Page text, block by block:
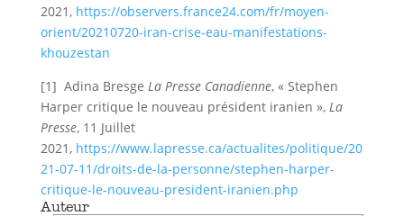
2021, https://observers.france24.com/fr/moyen-
orient/20210720-iran-crise-eau-manifestations-
khouzestan
[1] Adina Bresge La Presse Canadienne, « Stephen
Harper critique le nouveau président iranien », La
Presse, 11 Juillet
2021, https://www.lapresse.ca/actualites/politique/20
21-07-11/droits-de-la-personne/stephen-harper-
critique-le-nouveau-president-iranien.php
Auteur